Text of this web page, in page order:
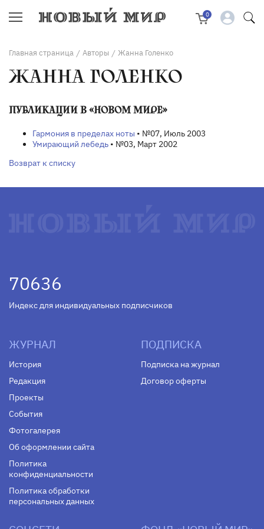
0
Главная страница / Авторы / Жанна Голенко
ЖАННА ГОЛЕНКО
ПУБЛИКАЦИИ В «НОВОМ МИРЕ»
Гармония в пределах ноты • №07, Июль 2003
Умирающий лебедь • №03, Март 2002
Возврат к списку
70636
Индекс для индивидуальных подписчиков
ЖУРНАЛ
История
Редакция
Проекты
События
Фотогалерея
Об оформлении сайта
Политика
конфиденциальности
Политика обработки
персональных данных
ПОДПИСКА
Подписка на журнал
Договор оферты